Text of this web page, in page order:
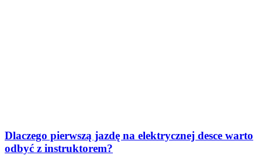
Dlaczego pierwszą jazdę na elektrycznej desce warto
odbyć z instruktorem?